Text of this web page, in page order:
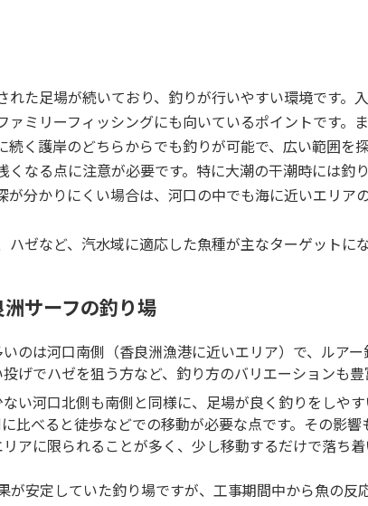
た足場が続いており、釣りが行いやすい環境です。
ミリーフィッシングにも向いているポイントです。
く護岸のどちらからでも釣りが可能で、広い範囲を
なる点に注意が必要です。特に大潮の干潮時には釣
が分かりにくい場合は、河口の中でも海に近いエリア
ゼなど、汽水域に適応した魚種が主なターゲットに
サーフの釣り場
のは河口南側（香良洲漁港に近いエリア）で、ルア
げでハゼを狙う方など、釣り方のバリエーションも豊
い河口北側も南側と同様に、足場が良く釣りをしや
比べると徒歩などでの移動が必要な点です。その影
アに限られることが多く、少し移動するだけで落ち
安定していた釣り場ですが、工事期間中から魚の